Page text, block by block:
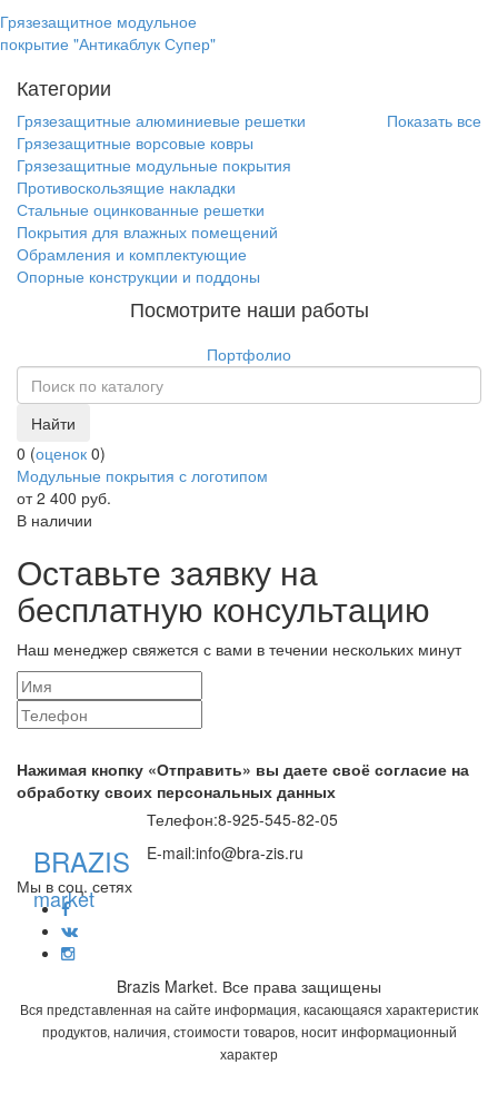
Грязезащитное модульное
покрытие "Антикаблук Супер"
Категории
Показать все
Грязезащитные алюминиевые решетки
Грязезащитные ворсовые ковры
Грязезащитные модульные покрытия
Противоскользящие накладки
Стальные оцинкованные решетки
Покрытия для влажных помещений
Обрамления и комплектующие
Опорные конструкции и поддоны
Посмотрите наши работы
Портфолио
Найти
0 (оценок 0)
Модульные покрытия с логотипом
от 2 400 руб.
В наличии
Оставьте заявку на
бесплатную консультацию
Наш менеджер свяжется с вами в течении нескольких минут
Нажимая кнопку «Отправить» вы даете своё согласие на
обработку своих персональных данных
BRAZIS
market
Телефон:8-925-545-82-05
E-mail:info@bra-zis.ru
Мы в соц. сетях
Brazis Market. Все права защищены
Вся представленная на сайте информация, касающаяся характеристик
продуктов, наличия, стоимости товаров, носит информационный
характер